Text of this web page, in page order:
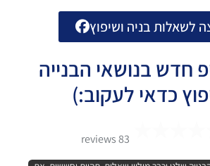
לשאלות בניה ושיפוץ
חדש בנושאי הבנייה
כדאי לעקוב:)
83 reviews